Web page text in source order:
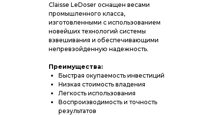
Claisse LeDoser оснащен весами
промышленного класса,
изготовленными с использованием
новейших технологий системы
взвешивания и обеспечивающими
непревзойденную надежность.
Преимущества:
Быстрая окупаемость инвестиций
Низкая стоимость владения
Легкость использования
Воспроизводимость и точность
результатов